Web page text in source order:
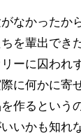
なかったか
を輩出でき
ーに囚われ
に何かに寄
作るという
いかも知れ